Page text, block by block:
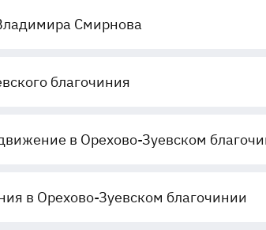
Смирнова
благочиния
в Орехово-Зуевском
в Орехово-Зуевском благочинии